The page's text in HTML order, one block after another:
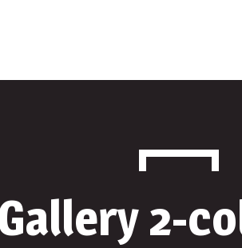
Parteneri Contact
2-